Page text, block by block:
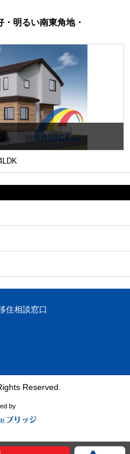
明るい南東角地・
住相談窓口
Reserved.
by